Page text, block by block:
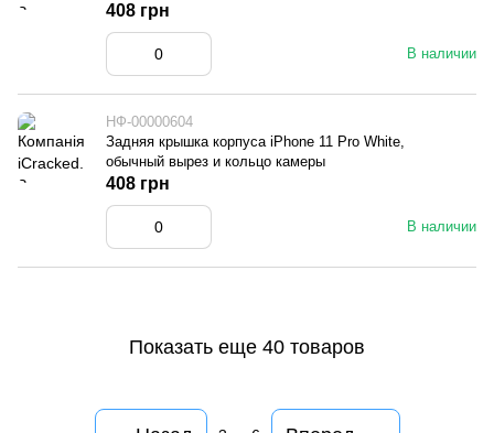
В наличии
408 грн
НФ-00000604
Задняя крышка корпуса iPhone 11 Pro White,
обычный вырез и кольцо камеры
В наличии
408 грн
Показать еще 40 товаров